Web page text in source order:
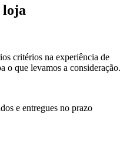
loja
critérios na experiência de
o que levamos a consideração.
e entregues no prazo